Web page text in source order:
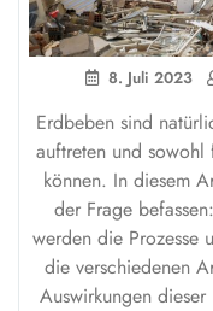
8. Juli 2023
Erdbeben sind
auftreten und
können. In diesem
der Frage
werden die Prozesse
die verschiedenen
Auswirkungen